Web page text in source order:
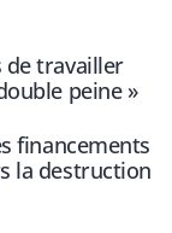
de travailler
peine »
financements
la destruction